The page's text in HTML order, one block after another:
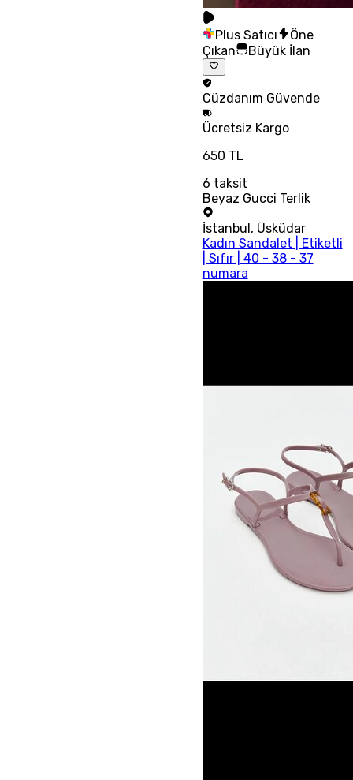
Plus Satıcı
Öne
Çıkan
Büyük İlan
Cüzdanım Güvende
Ücretsiz Kargo
650 TL
6 taksit
Beyaz Gucci Terlik
İstanbul, Üsküdar
Kadın Sandalet | Etiketli
| Sıfır | 40 - 38 - 37
numara